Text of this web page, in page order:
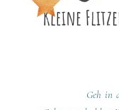
Geh in